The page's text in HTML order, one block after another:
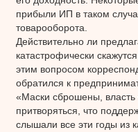
прибыли ИП в таком
товарооборота.
Действительно ли
катастрофически
этим вопросом
обратился к
«Маски сброшены, власть
притворяться, что
слышали все эти годы из